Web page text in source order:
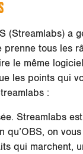
(Streamlabs) a
prenne tous les
le même
les points qui
:
Streamlabs
qu’OBS, on
qui marchent,